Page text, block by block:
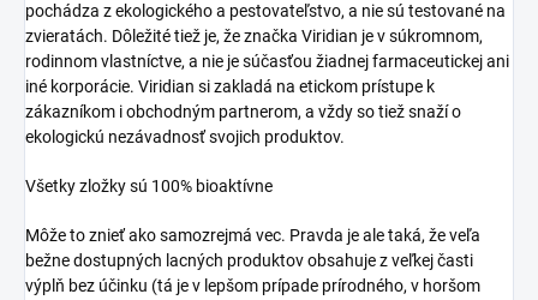
pochádza z ekologického a pestovateľstvo, a nie sú testované na
zvieratách. Dôležité tiež je, že značka Viridian je v súkromnom,
rodinnom vlastníctve, a nie je súčasťou žiadnej farmaceutickej ani
iné korporácie. Viridian si zakladá na etickom prístupe k
zákazníkom i obchodným partnerom, a vždy so tiež snaží o
ekologickú nezávadnosť svojich produktov.
Všetky zložky sú 100% bioaktívne
Môže to znieť ako samozrejmá vec. Pravda je ale taká, že veľa
bežne dostupných lacných produktov obsahuje z veľkej časti
výplň bez účinku (tá je v lepšom prípade prírodného, v horšom